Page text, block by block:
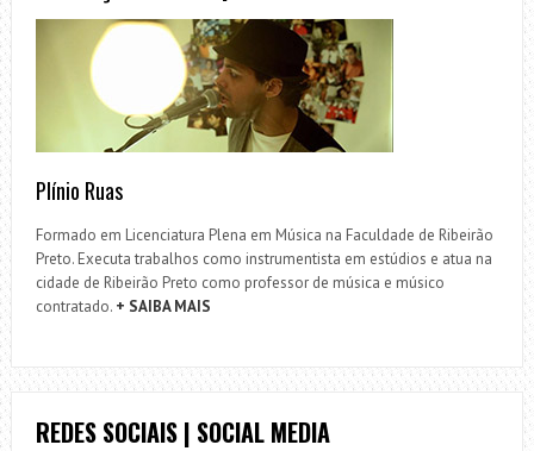
Plínio Ruas
Formado em Licenciatura Plena em Música na Faculdade de Ribeirão
Preto. Executa trabalhos como instrumentista em estúdios e atua na
cidade de Ribeirão Preto como professor de música e músico
contratado. + SAIBA MAIS
REDES SOCIAIS | SOCIAL MEDIA